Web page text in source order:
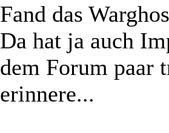
Fand das
Da hat ja auch
dem Forum paar
erinnere...